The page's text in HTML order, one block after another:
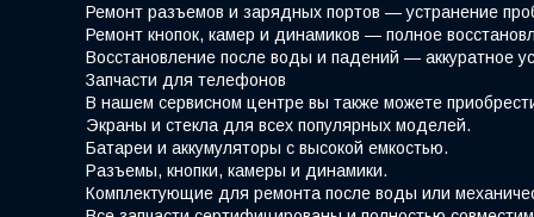
Ремонт разъемов и зарядных портов — устранение
Ремонт кнопок, камер и динамиков — полное
Восстановление после воды и падений — аккуратное
Запчасти для телефонов
В нашем сервисном центре вы также можете
Экраны и стекла для всех популярных моделей.
Батареи и аккумуляторы с высокой емкостью.
Разъемы, кнопки, камеры и динамики.
Комплектующие для ремонта после воды или